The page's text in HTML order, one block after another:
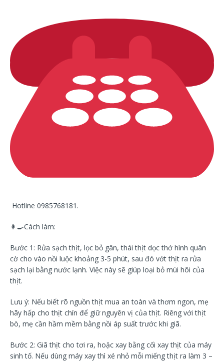
Hotline 0985768181.
👩‍🍳Cách làm:
Bước 1: Rửa sạch thịt, lọc bỏ gân, thái thịt dọc thớ hình quân
cờ cho vào nồi luộc khoảng 3-5 phút, sau đó vớt thịt ra rửa
sạch lại bằng nước lạnh. Việc này sẽ giúp loại bỏ mùi hôi của
thịt.
Lưu ý: Nếu biết rõ nguồn thịt mua an toàn và thơm ngon, mẹ
hãy hấp cho thịt chín để giữ nguyên vị của thịt. Riêng với thịt
bò, mẹ cần hầm mềm bằng nồi áp suất trước khi giã.
Bước 2: Giã thịt cho tơi ra, hoặc xay bằng cối xay thịt của máy
sinh tố. Nếu dùng máy xay thì xé nhỏ mỗi miếng thịt ra làm 3 –